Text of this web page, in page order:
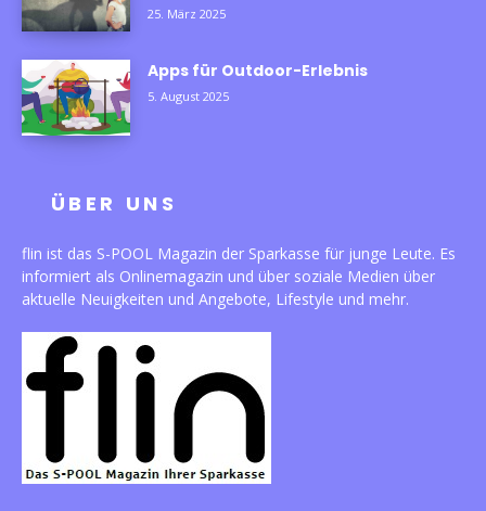
25. März 2025
Apps für Outdoor-Erlebnis
5. August 2025
ÜBER UNS
flin ist das S-POOL Magazin der Sparkasse für junge Leute. Es
informiert als Onlinemagazin und über soziale Medien über
aktuelle Neuigkeiten und Angebote, Lifestyle und mehr.